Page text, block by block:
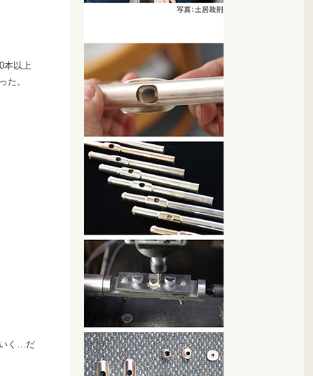
本以上
た。
く…だ